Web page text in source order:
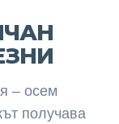
– осем
получава